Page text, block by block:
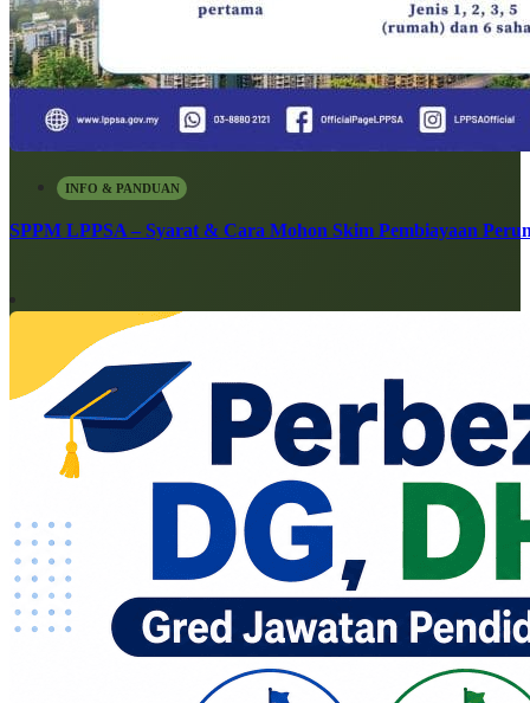
INFO & PANDUAN
SPPM LPPSA – Syarat & Cara Mohon Skim Pembiayaan